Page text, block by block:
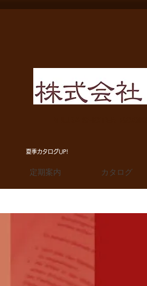
夏季カタログUP!
定期案内 カタログ